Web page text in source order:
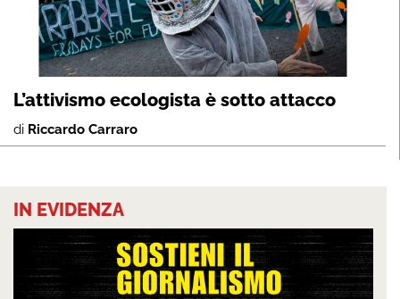
L’attivismo ecologista è sotto attacco
di Riccardo Carraro
IN EVIDENZA